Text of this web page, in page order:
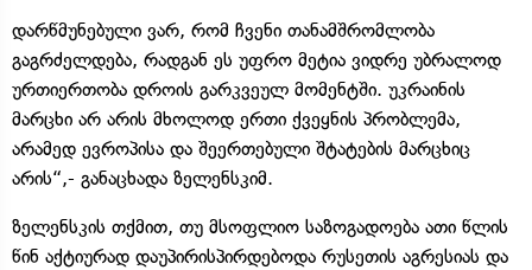
დარწმუნებული ვარ, რომ ჩვენი თანამშრომლობა
გაგრძელდება, რადგან ეს უფრო მეტია ვიდრე უბრალოდ
ურთიერთობა დროის გარკვეულ მომენტში. უკრაინის
მარცხი არ არის მხოლოდ ერთი ქვეყნის პრობლემა,
არამედ ევროპისა და შეერთებული შტატების მარცხიც
არის“,- განაცხადა ზელენსკიმ.
ზელენსკის თქმით, თუ მსოფლიო საზოგადოება ათი წლის
წინ აქტიურად დაუპირისპირდებოდა რუსეთის აგრესიას და